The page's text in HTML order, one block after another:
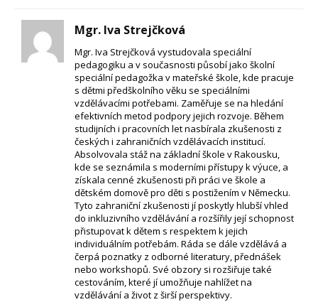
Mgr. Iva Strejčková
Mgr. Iva Strejčková vystudovala speciální
pedagogiku a v současnosti působí jako školní
speciální pedagožka v mateřské škole, kde pracuje
s dětmi předškolního věku se speciálními
vzdělávacími potřebami. Zaměřuje se na hledání
efektivních metod podpory jejich rozvoje. Během
studijních i pracovních let nasbírala zkušenosti z
českých i zahraničních vzdělávacích institucí.
Absolvovala stáž na základní škole v Rakousku,
kde se seznámila s moderními přístupy k výuce, a
získala cenné zkušenosti při práci ve škole a
dětském domově pro děti s postižením v Německu.
Tyto zahraniční zkušenosti jí poskytly hlubší vhled
do inkluzivního vzdělávání a rozšířily její schopnost
přistupovat k dětem s respektem k jejich
individuálním potřebám. Ráda se dále vzdělává a
čerpá poznatky z odborné literatury, přednášek
nebo workshopů. Své obzory si rozšiřuje také
cestováním, které jí umožňuje nahlížet na
vzdělávání a život z širší perspektivy.